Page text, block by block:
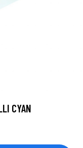
CYAN